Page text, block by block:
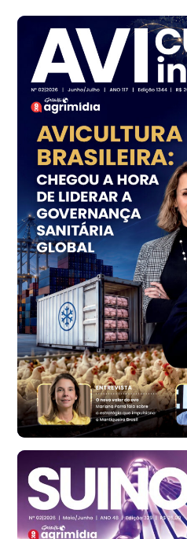
R$ 142,62
Ovo Branco - Regional
Branco
R$ 144,99
cx
Ovo Vermelho - Regional
Grande São Paulo (SP)
R$ 153,38
cx
Ovo Vermelho - Regional
Vermelho
R$ 156,33
cx
Ovo Branco - Regional
Bastos (SP)
R$ 134,40
cx
Ovo Vermelho - Regional
Bastos (SP)
R$ 146,71
cx
Frango - Indicador
SP
R$ 7,13
kg